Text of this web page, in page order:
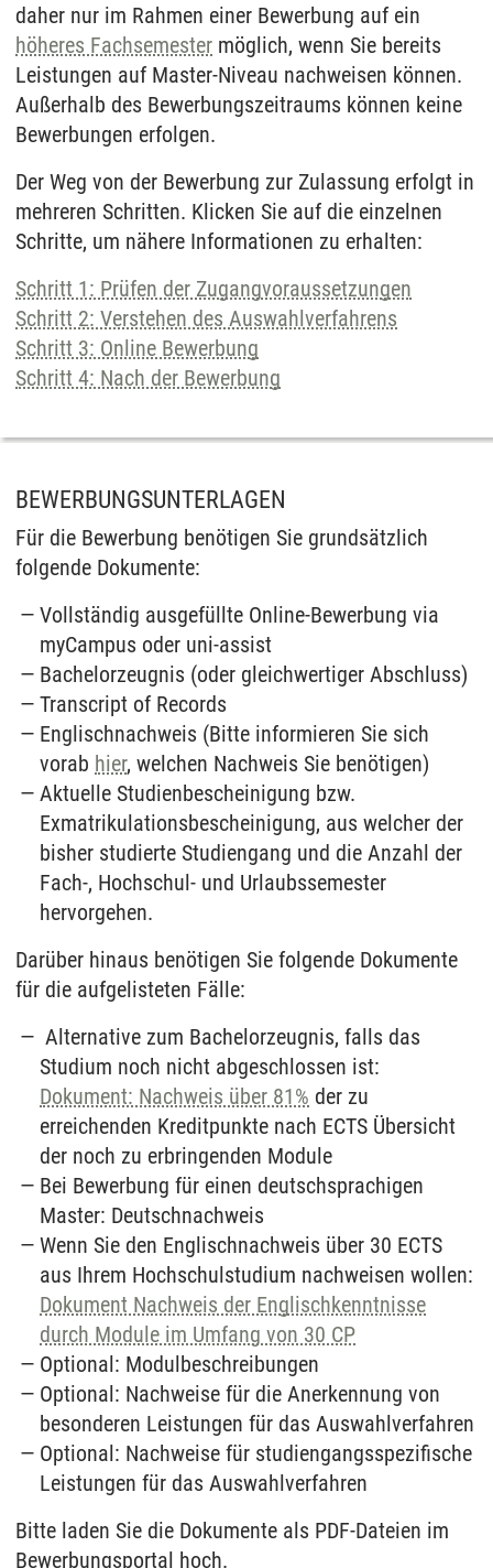
daher nur im Rahmen einer Bewerbung auf ein
höheres Fachsemester möglich, wenn Sie bereits
Leistungen auf Master-Niveau nachweisen können.
Außerhalb des Bewerbungszeitraums können keine
Bewerbungen erfolgen.
Der Weg von der Bewerbung zur Zulassung erfolgt in
mehreren Schritten. Klicken Sie auf die einzelnen
Schritte, um nähere Informationen zu erhalten:
Schritt 1: Prüfen der Zugangvoraussetzungen
Schritt 2: Verstehen des Auswahlverfahrens
Schritt 3: Online Bewerbung
Schritt 4: Nach der Bewerbung
BEWERBUNGSUNTERLAGEN
Für die Bewerbung benötigen Sie grundsätzlich
folgende Dokumente:
Vollständig ausgefüllte Online-Bewerbung via
myCampus oder uni-assist
Bachelorzeugnis (oder gleichwertiger Abschluss)
Transcript of Records
Englischnachweis (Bitte informieren Sie sich
vorab hier, welchen Nachweis Sie benötigen)
Aktuelle Studienbescheinigung bzw.
Exmatrikulationsbescheinigung, aus welcher der
bisher studierte Studiengang und die Anzahl der
Fach-, Hochschul- und Urlaubssemester
hervorgehen.
Darüber hinaus benötigen Sie folgende Dokumente
für die aufgelisteten Fälle:
Alternative zum Bachelorzeugnis, falls das
Studium noch nicht abgeschlossen ist:
Dokument: Nachweis über 81% der zu
erreichenden Kreditpunkte nach ECTS Übersicht
der noch zu erbringenden Module
Bei Bewerbung für einen deutschsprachigen
Master: Deutschnachweis
Wenn Sie den Englischnachweis über 30 ECTS
aus Ihrem Hochschulstudium nachweisen wollen:
Dokument Nachweis der Englischkenntnisse
durch Module im Umfang von 30 CP
Optional: Modulbeschreibungen
Optional: Nachweise für die Anerkennung von
besonderen Leistungen für das Auswahlverfahren
Optional: Nachweise für studiengangsspezifische
Leistungen für das Auswahlverfahren
Bitte laden Sie die Dokumente als PDF-Dateien im
Bewerbungsportal hoch.